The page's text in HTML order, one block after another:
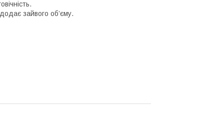
зайвого об’єму.